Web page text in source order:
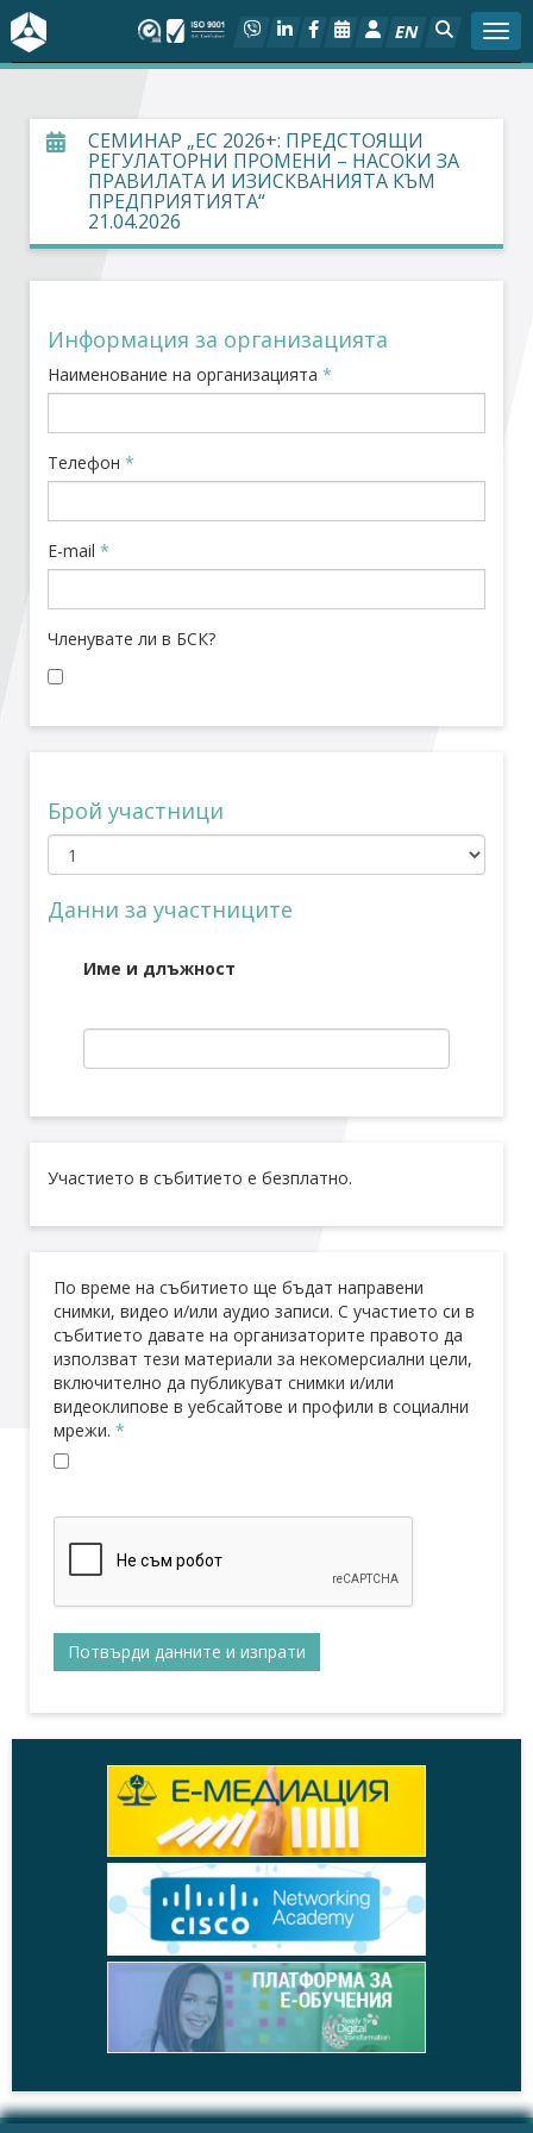
EN
На фокус
Актуално
Социален диалог
Дейности
Проекти
СЕМИНАР „ЕС 2026+: ПРЕДСТОЯЩИ
РЕГУЛАТОРНИ ПРОМЕНИ – НАСОКИ ЗА
ПРАВИЛАТА И ИЗИСКВАНИЯТА КЪМ
ПРЕДПРИЯТИЯТА“
21.04.2026
Информация за организацията
Наименование на организацията *
Телефон *
E-mail *
Членувате ли в БСК?
Брой участници
Данни за участниците
Име и длъжност
Участието в събитието е безплатно.
По време на събитието ще бъдат направени
снимки, видео и/или аудио записи. С участието си в
събитието давате на организаторите правото да
използват тези материали за некомерсиални цели,
включително да публикуват снимки и/или
видеоклипове в уебсайтове и профили в социални
мрежи. *